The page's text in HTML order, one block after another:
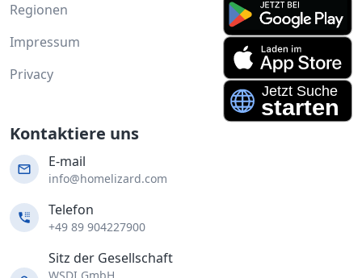
Regionen
Impressum
Privacy
Kontaktiere uns
E-mail
info@homelizard.com
Telefon
+49 89 904227900
Sitz der Gesellschaft